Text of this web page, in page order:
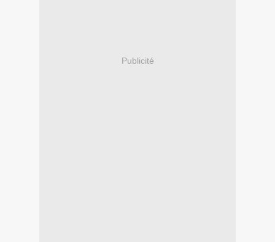
Publicité